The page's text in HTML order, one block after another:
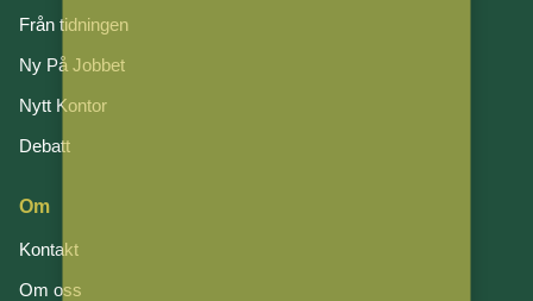
Från tidningen
Ny På Jobbet
Nytt Kontor
Debatt
Om
Kontakt
Om oss